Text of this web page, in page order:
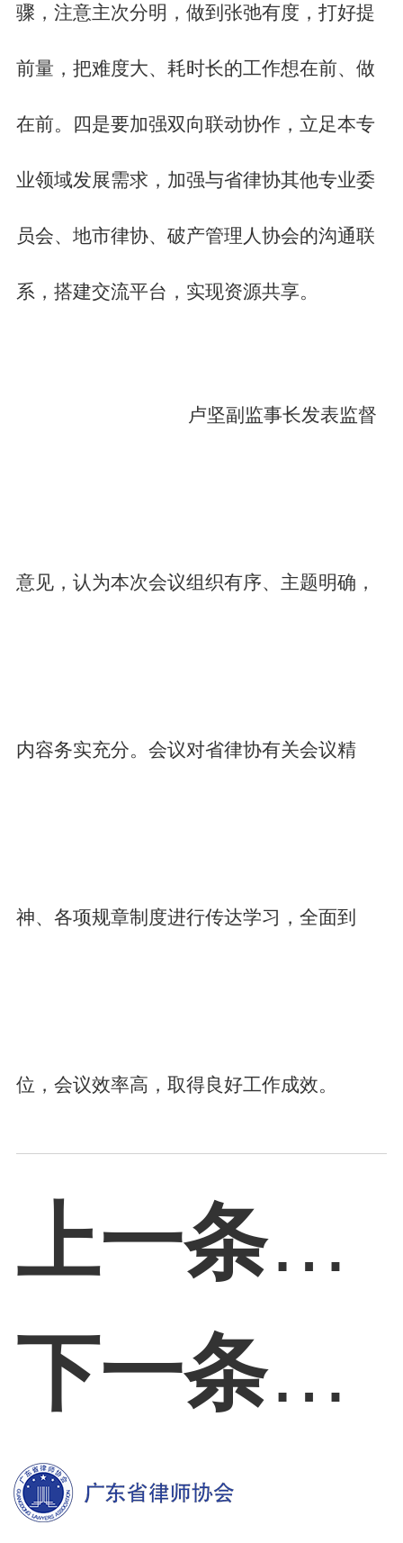
骤，注意主次分明，做到张弛有度，打好提
前量，把难度大、耗时长的工作想在前、做
在前。四是要加强双向联动协作，立足本专
业领域发展需求，加强与省律协其他专业委
员会、地市律协、破产管理人协会的沟通联
系，搭建交流平台，实现资源共享。
卢坚副监事长发表监督
意见，认为本次会议组织有序、主题明确，
内容务实充分。会议对省律协有关会议精
神、各项规章制度进行传达学习，全面到
位，会议效率高，取得良好工作成效。
上一条：
下一条：